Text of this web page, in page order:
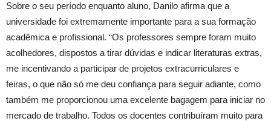
Sobre o seu período enquanto aluno, Danilo afirma que a
universidade foi extremamente importante para a sua formação
acadêmica e profissional. “Os professores sempre foram muito
acolhedores, dispostos a tirar dúvidas e indicar literaturas extras,
me incentivando a participar de projetos extracurriculares e
feiras, o que não só me deu confiança para seguir adiante, como
também me proporcionou uma excelente bagagem para iniciar no
mercado de trabalho. Todos os docentes contribuíram muito para